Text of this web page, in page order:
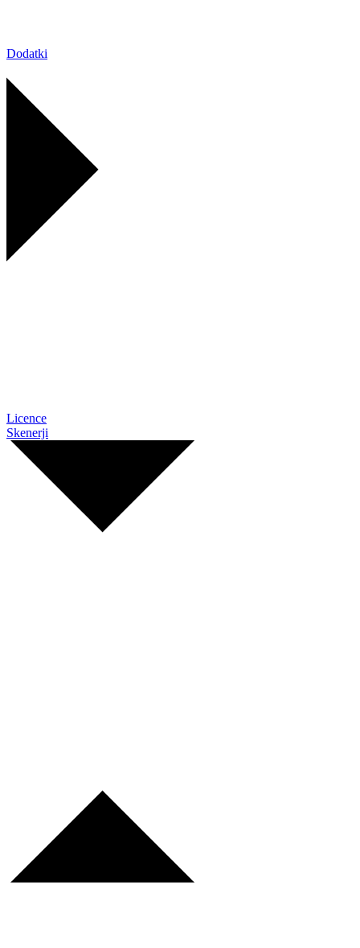
Dodatki
Licence
Skenerji